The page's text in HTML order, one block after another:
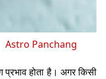
Astro Panchang
होता है। अगर किसी